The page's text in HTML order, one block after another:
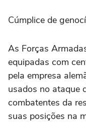
Cúmplice de
As Forças
equipadas com
pela empresa
usados no ataque
combatentes da
suas posições na